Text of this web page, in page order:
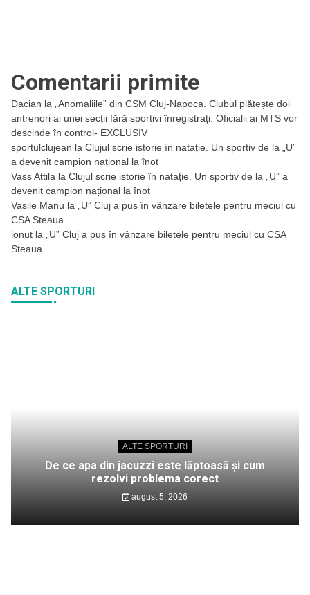
Comentarii primite
Dacian la
„Anomaliile” din CSM Cluj-Napoca. Clubul plătește doi
antrenori ai unei secții fără sportivi înregistrați. Oficialii ai MTS vor
descinde în control- EXCLUSIV
sportulclujean la Clujul scrie istorie în natație. Un sportiv de la „U”
a devenit campion național la înot
Vass Attila la Clujul scrie istorie în natație. Un sportiv de la „U” a
devenit campion național la înot
Vasile Manu la
„U” Cluj a pus în vânzare biletele pentru meciul cu
CSA Steaua
ionut la
„U” Cluj a pus în vânzare biletele pentru meciul cu CSA
Steaua
ALTE SPORTURI
ALTE SPORTURI
De ce apa din jacuzzi este lăptoasă și cum
rezolvi problema corect
august 5, 2026